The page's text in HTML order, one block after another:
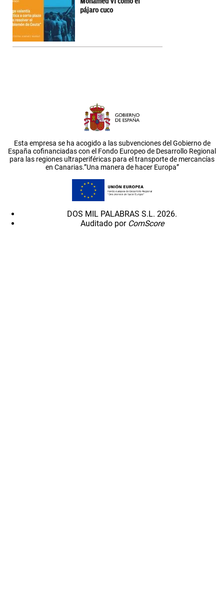
pájaro cuco
Esta empresa se ha acogido a las subvenciones del Gobierno de
España cofinanciadas con el Fondo Europeo de Desarrollo Regional
para las regiones ultraperiféricas para el transporte de mercancías
en Canarias.”Una manera de hacer Europa”
DOS MIL PALABRAS S.L. 2026.
Auditado por ComScore